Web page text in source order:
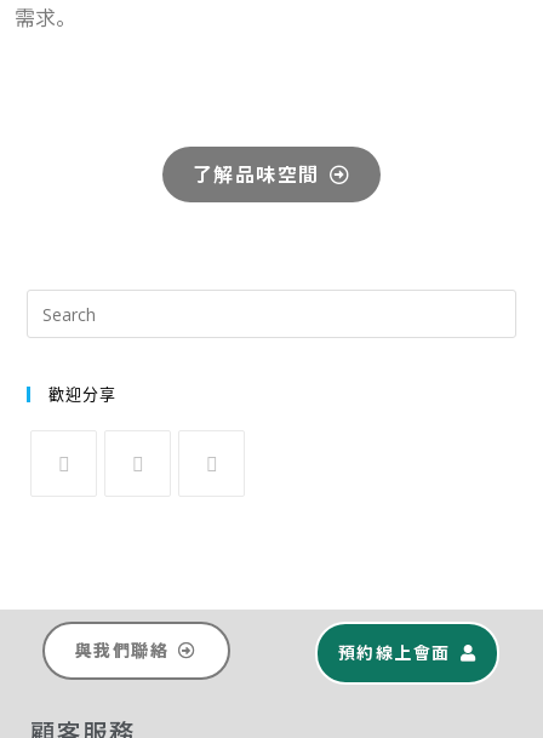
需求。
了解品味空間
歡迎分享
與我們聯絡 預約線上會面